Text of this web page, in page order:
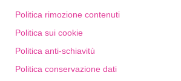
Politica rimozione contenuti
Politica sui cookie
Politica anti-schiavitù
Politica conservazione dati